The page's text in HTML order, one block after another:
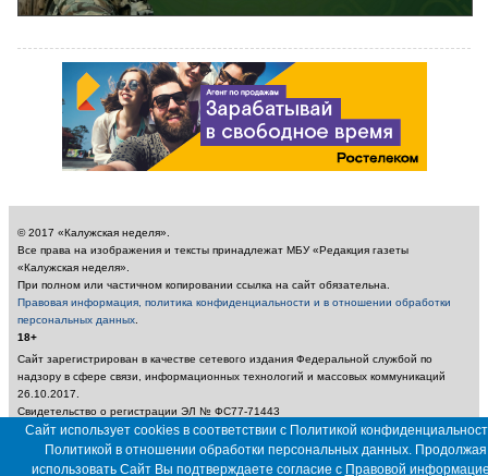
© 2017 «Калужская неделя».
Все права на изображения и тексты принадлежат МБУ «Редакция газеты
«Калужская неделя».
При полном или частичном копировании ссылка на сайт обязательна.
Правовая информация, политика конфиденциальности и в отношении обработки
персональных данных
18+
Сайт зарегистрирован в качестве сетевого издания Федеральной службой по
надзору в сфере связи, информационных технологий и массовых коммуникаций
26.10.2017.
Свидетельство о регистрации ЭЛ № ФС77-71443
Учредитель: Муниципальное бюджетное учреждение «Редакция газеты «Калужская
неделя»
Главный редактор: Амбарцумян А. Ю. / Электронный адрес редакции:
Сайт использует cookies в соответствии с Политикой
Политикой в отношении обработки персональных данных. Продолжая
использовать Сайт Вы подтверждаете согласие с Правовой